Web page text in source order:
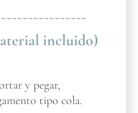
incluido)
y pegar,
tipo cola.